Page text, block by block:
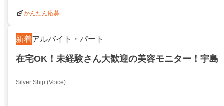
かんたん応募
新着アルバイト・パート
在宅OK！未経験さん大歓迎の美容モニター！宇島
Silver Ship (Voice)